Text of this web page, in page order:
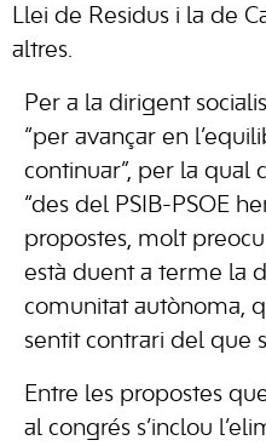
Llei de Residus i la de
altres.
Per a la dirigent
“per avançar en
continuar”, per la qual
“des del PSIB-PSOE
propostes, molt
està duent a terme la
comunitat autònoma,
sentit contrari del que
Entre les propostes
al congrés s’inclou